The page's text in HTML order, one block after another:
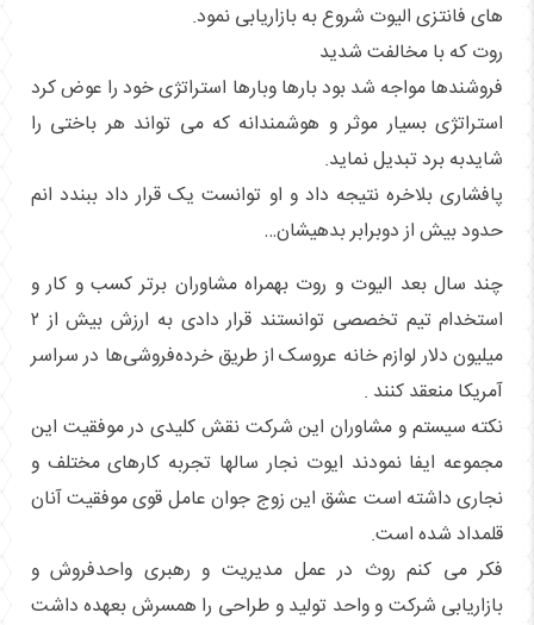
های فانتزی الیوت شروع به بازاریابی نمود.
روت که با مخالفت شدید
فروشندها مواجه شد بود بارها وبارها استراتژی خود را عوض کرد
استراتژی بسیار موثر و هوشمندانه که می تواند هر باختی را
شایدبه برد تبدیل نماید.
پافشاری بلاخره نتیجه داد و او توانست یک قرار داد ببندد انم
حدود بیش از دوبرابر بدهیشان…
چند سال بعد الیوت و روت بهمراه مشاوران برتر کسب و کار و
استخدام تیم تخصصی توانستند قرار دادی به ارزش بیش از ۲
میلیون دلار لوازم خانه عروسک از طریق خرده‌‌فروشی‌ها در سراسر
آمریکا منعقد کنند .
نکته سیستم و مشاوران این شرکت نقش کلیدی در موفقیت این
مجموعه ایفا نمودند ایوت نجار سالها تجربه کارهای مختلف و
نجاری داشته است عشق این زوج جوان عامل قوی موفقیت آنان
قلمداد شده است.
فکر می کنم روث در عمل مدیریت و رهبری واحدفروش و
بازاریابی شرکت و واحد تولید و طراحی را همسرش بعهده داشت